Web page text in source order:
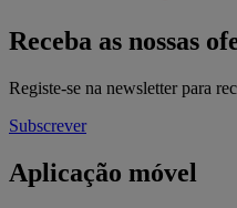
Receba as nossas
Registe-se na newsletter para
Subscrever
Aplicação móvel